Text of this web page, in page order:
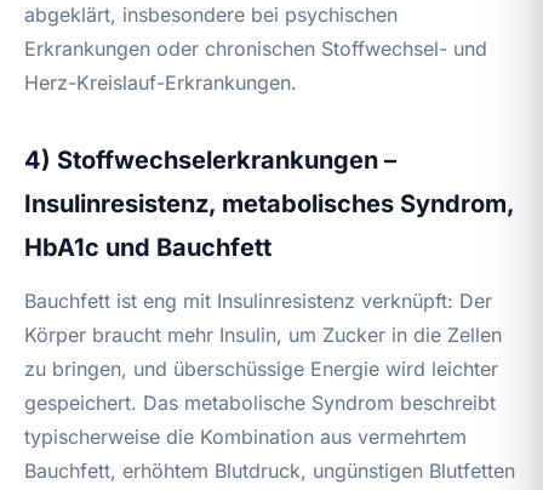
abgeklärt, insbesondere bei psychischen
Erkrankungen oder chronischen Stoffwechsel- und
Herz-Kreislauf-Erkrankungen.
4) Stoffwechselerkrankungen –
Insulinresistenz, metabolisches Syndrom,
HbA1c und Bauchfett
Bauchfett ist eng mit Insulinresistenz verknüpft: Der
Körper braucht mehr Insulin, um Zucker in die Zellen
zu bringen, und überschüssige Energie wird leichter
gespeichert. Das metabolische Syndrom beschreibt
typischerweise die Kombination aus vermehrtem
Bauchfett, erhöhtem Blutdruck, ungünstigen Blutfetten